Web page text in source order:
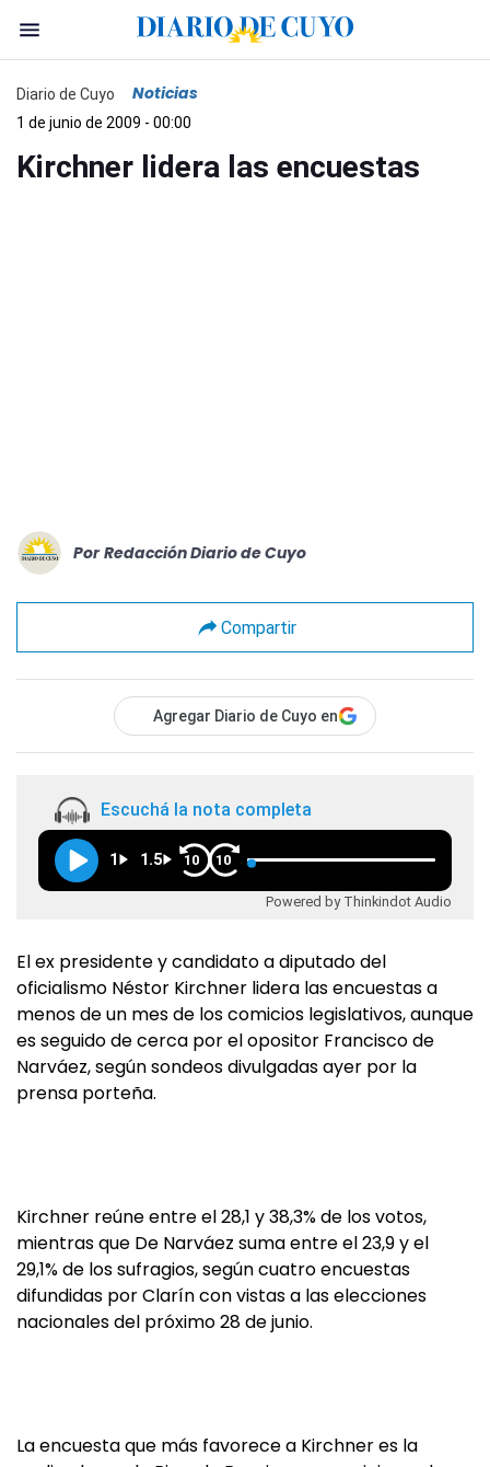
Diario de Cuyo Noticias
1 de junio de 2009 - 00:00
Kirchner lidera las encuestas
Por Redacción Diario de Cuyo
Compartir
Agregar Diario de Cuyo en
Escuchá la nota completa
1 1.5 10 10
Powered by Thinkindot Audio
El ex presidente y candidato a diputado del
oficialismo Néstor Kirchner lidera las encuestas a
menos de un mes de los comicios legislativos, aunque
es seguido de cerca por el opositor Francisco de
Narváez, según sondeos divulgadas ayer por la
prensa porteña.
Kirchner reúne entre el 28,1 y 38,3% de los votos,
mientras que De Narváez suma entre el 23,9 y el
29,1% de los sufragios, según cuatro encuestas
difundidas por Clarín con vistas a las elecciones
nacionales del próximo 28 de junio.
La encuesta que más favorece a Kirchner es la